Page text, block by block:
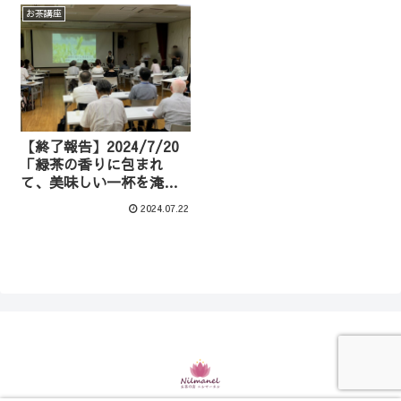
お茶講座
【終了報告】2024/7/20
「緑茶の香りに包まれ
て、美味しい一杯を淹れ
るために」（平塚市北図
書館・神田公民館共催）
2024.07.22